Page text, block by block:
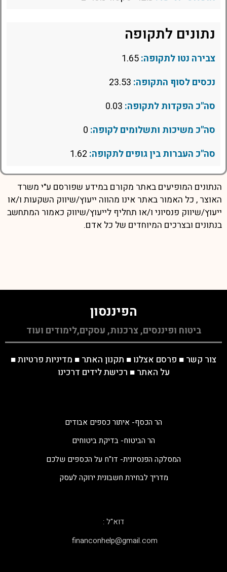
נתונים לתקופה
צבירה נטו לתקופה:
נכסים לסוף התקופה:
סה"כ הפקדות לתקופה:
סה"כ משיכות ותשלומים לקופה:
סה"כ העברות בין גופים לתקופה:
הנתונים המופיעים באתר מקורם במידע שפורסם ע"י משרד
האוצר , כל האמור באתר אינו מהווה ייעוץ/שיווק השקעות ו/או
ייעוץ/שיווק פנסיוני ו/או תחליף לייעוץ/שיווק כאמור המתחשב
בנתונים ובצרכים המיוחדים של כל אדם.
הפיננסון
ביטוח ופיננסים, צרכנות, עסקים,לימודים ועוד
צור קשר ■ פרסם אצלנו ■ תקנון האתר ■ מדיניות פרטיות■
על האתר ■ רכישת לידים דרכינו
הר הכסף- איתור כספים אבודים
הר הביטוח- בדיקת ביטוחים
המסלקה הפנסיונית- דו"ח על הכספים שלכם
מדריך לבחירת חשבונית ירוקה לעסק
דוא"ל :
‫financonhelp@gmail.com‬